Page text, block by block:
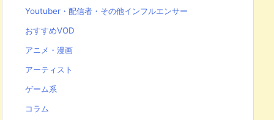
Youtuber・配信者・その他インフルエンサー
おすすめVOD
アニメ・漫画
アーティスト
ゲーム系
コラム